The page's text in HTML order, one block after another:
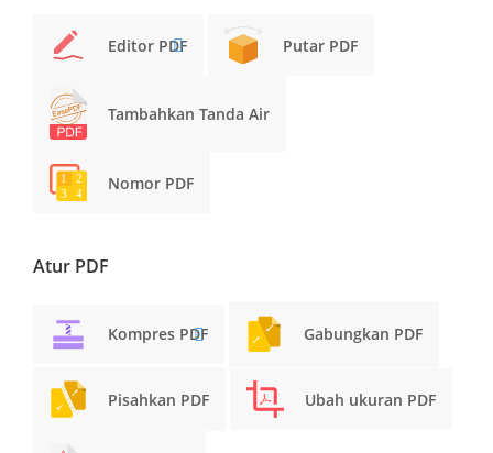
Editor PDF Putar PDF
Tambahkan Tanda Air
Nomor PDF
Atur PDF
Kompres PDF Gabungkan PDF
Pisahkan PDF Ubah ukuran PDF